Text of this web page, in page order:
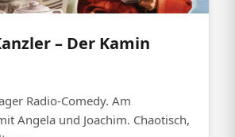
– Der Kamin
Radio-Comedy. Am
Angela und Joachim. Chaotisch,